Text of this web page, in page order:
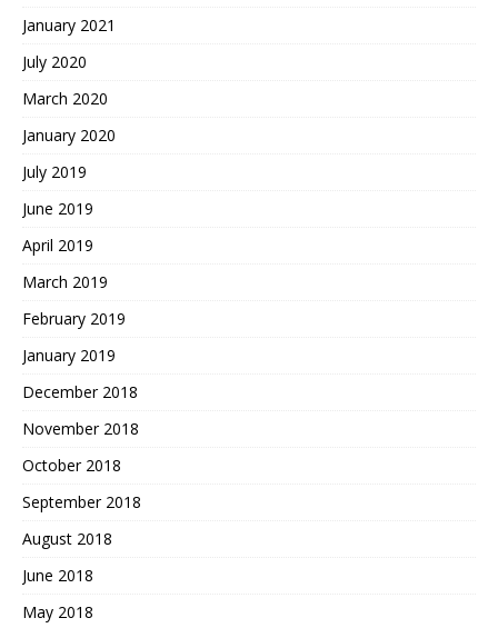
January 2021
July 2020
March 2020
January 2020
July 2019
June 2019
April 2019
March 2019
February 2019
January 2019
December 2018
November 2018
October 2018
September 2018
August 2018
June 2018
May 2018